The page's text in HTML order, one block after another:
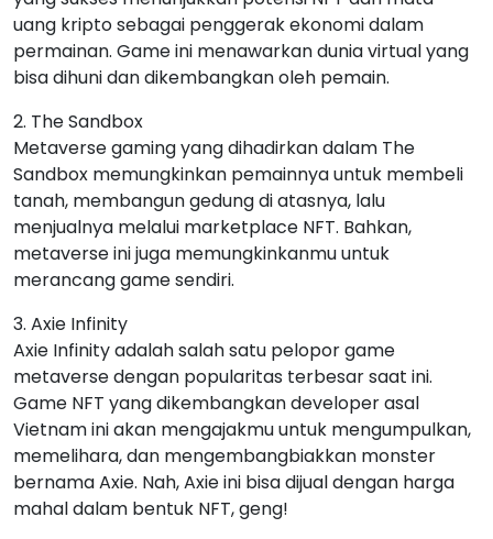
uang kripto sebagai penggerak ekonomi dalam
permainan. Game ini menawarkan dunia virtual yang
bisa dihuni dan dikembangkan oleh pemain.
2. The Sandbox
Metaverse gaming yang dihadirkan dalam The
Sandbox memungkinkan pemainnya untuk membeli
tanah, membangun gedung di atasnya, lalu
menjualnya melalui marketplace NFT. Bahkan,
metaverse ini juga memungkinkanmu untuk
merancang game sendiri.
3. Axie Infinity
Axie Infinity adalah salah satu pelopor game
metaverse dengan popularitas terbesar saat ini.
Game NFT yang dikembangkan developer asal
Vietnam ini akan mengajakmu untuk mengumpulkan,
memelihara, dan mengembangbiakkan monster
bernama Axie. Nah, Axie ini bisa dijual dengan harga
mahal dalam bentuk NFT, geng!